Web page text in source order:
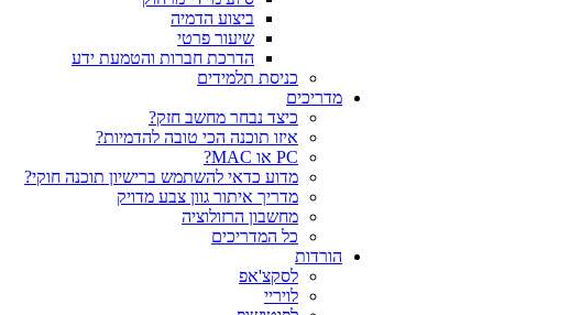
ביצוע הדמיה
שיעור פרטי
הדרכת חברות והטמעת ידע
כניסת תלמידים
מדריכים
כיצד נבחר מחשב חזק?
איזו תוכנה הכי טובה להדמיות?‎‎
PC או MAC?
מדוע כדאי להשתמש ברישיון תוכנה חוקי?
מדריך איתור גוון צבע מדויק
מחשבון הרזולוציה
כל המדריכים
הורדות
לסקצ'אפ
לויריי